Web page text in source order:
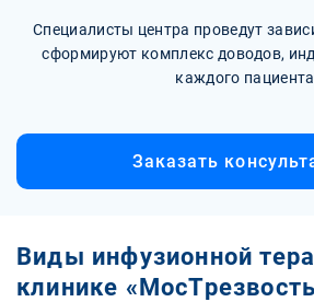
Специалисты центра проведут
сформируют комплекс доводов,
каждого пациента
Заказать
Виды инфузионной
клинике